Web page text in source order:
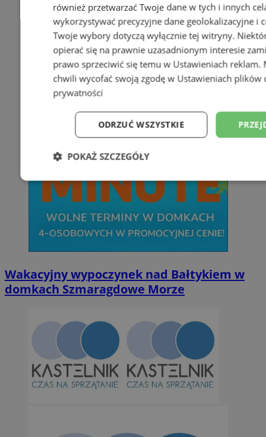
Wakacyjny wypoczynek nad Bałtykiem w
domkach Szmaragdowe Morze
również przetwarzać Twoje dane w tych i innych
wykorzystywać precyzyjne dane geolokalizacyjne i
Twoje wybory dotyczą wyłącznie tej witryny.
opierać się na prawnie uzasadnionym interesie
prawo sprzeciwić się temu w Ustawieniach reklam.
chwili wycofać swoją zgodę w Ustawieniach plików
prywatności
ODRZUĆ WSZYSTKIE
POKAŻ SZCZEGÓŁY
Niezbędne Wydajność
Niesklasyfikowane
Niezbędne pliki cookie umożliwiają korzystanie z podstawowych
takich jak logowanie użytkownika i zarządzanie kontem. Bez
można prawidłowo korzystać ze strony internetowej.
Nazwa
Provider/
Domena
QeSessID orzesze.com.pl